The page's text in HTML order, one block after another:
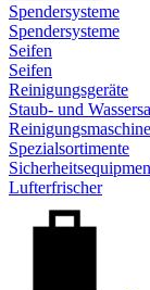
Spendersysteme
Spendersysteme
Seifen
Seifen
Reinigungsgeräte
Staub- und
Spezialsortimente
Lufterfrischer